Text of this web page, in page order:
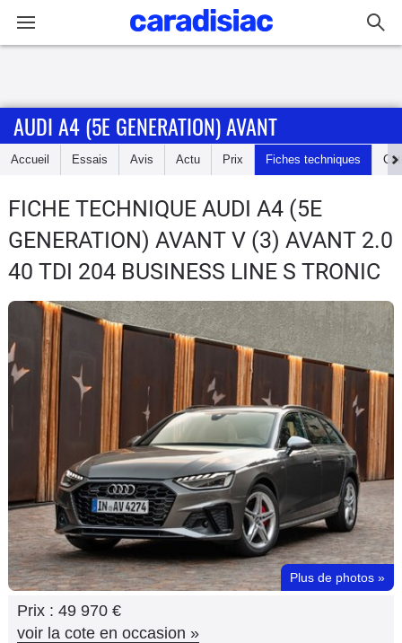
Accueil
Essais
Guide
d'achat
Electriques
Utilitaires
Flottes
Auto
Services
Forum
Moto
Marques
AUDI A4 (5E GENERATION) AVANT
Accueil Essais Avis Actu Prix Fiches techniques
FICHE TECHNIQUE AUDI A4 (5E
GENERATION) AVANT V (3) AVANT 2.0
40 TDI 204 BUSINESS LINE S TRONIC
Plus de photos »
Prix : 49 970 €
voir la cote en occasion »